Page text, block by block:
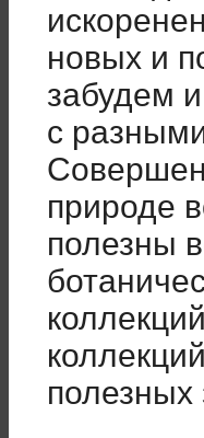
новых и
забудем
с
природе
полезны
полезных